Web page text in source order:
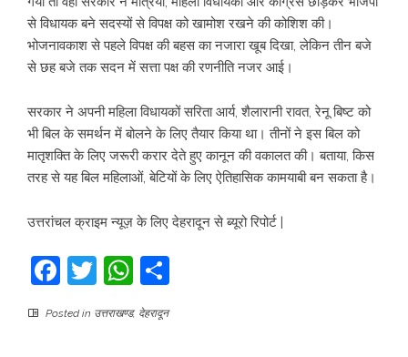
से विधायक बने सदस्यों से विपक्ष को खामोश रखने की कोशिश की।
भोजनावकाश से पहले विपक्ष की बहस का नजारा खूब दिखा, लेकिन तीन बजे
से छह बजे तक सदन में सत्ता पक्ष की रणनीति नजर आई।
सरकार ने अपनी महिला विधायकों सरिता आर्य, शैलारानी रावत, रेनू बिष्ट को
भी बिल के समर्थन में बोलने के लिए तैयार किया था। तीनों ने इस बिल को
मातृशक्ति के लिए जरूरी करार देते हुए कानून की वकालत की। बताया, किस
तरह से यह बिल महिलाओं, बेटियों के लिए ऐतिहासिक कामयाबी बन सकता है।
उत्तरांचल क्राइम न्यूज़ के लिए देहरादून से ब्यूरो रिपोर्ट |
Facebook
TwitterWhatsApp
Posted in उत्तराखण्ड, देहरादून